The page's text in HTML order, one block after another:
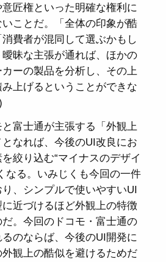
匠権といった明確な権利に
いことだ。「全体の印象が酷
費者が混同して選ぶかもし
昧な主張が通れば、ほかの
ーの製品を分析し、その上
上げるということができな
富士通が主張する「外観上
なれば、今後のUI改良にお
絞り込む“マイナスのデザイ
なる。いみじくも今回の一件
、シンプルで使いやすいUI
近づけるほど外観上の特徴
。今回のドコモ・富士通の
のならば、今後のUI開発に
観上の酷似を避けるためだ